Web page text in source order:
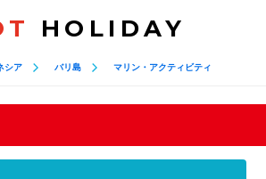
HOLIDAY
シア バリ島 マリン・アクティビティ